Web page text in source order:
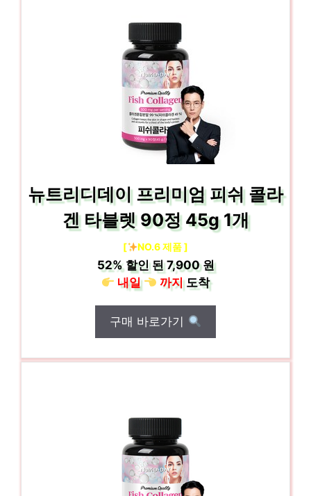
뉴트리디데이 프리미엄 피쉬 콜라
겐 타블렛 90정 45g 1개
[ NO.6 제품 ]
52%할인 된7,900 원
내일
까지도착
구매 바로가기